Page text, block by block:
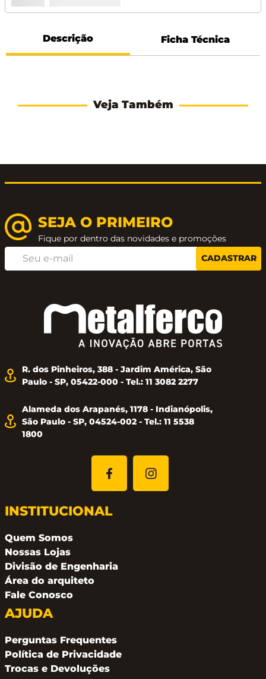
Descrição Ficha Técnica
Veja Também
SEJA O PRIMEIRO
Fique por dentro das novidades e promoções
CADASTRAR
R. dos Pinheiros, 388 - Jardim América, São
Paulo - SP, 05422-000 - Tel.: 11 3082 2277
Alameda dos Arapanés, 1178 - Indianópolis,
São Paulo - SP, 04524-002 - Tel.: 11 5538
1800
INSTITUCIONAL
Quem Somos
Nossas Lojas
Divisão de Engenharia
Área do arquiteto
Fale Conosco
AJUDA
Perguntas Frequentes
Política de Privacidade
Trocas e Devoluções